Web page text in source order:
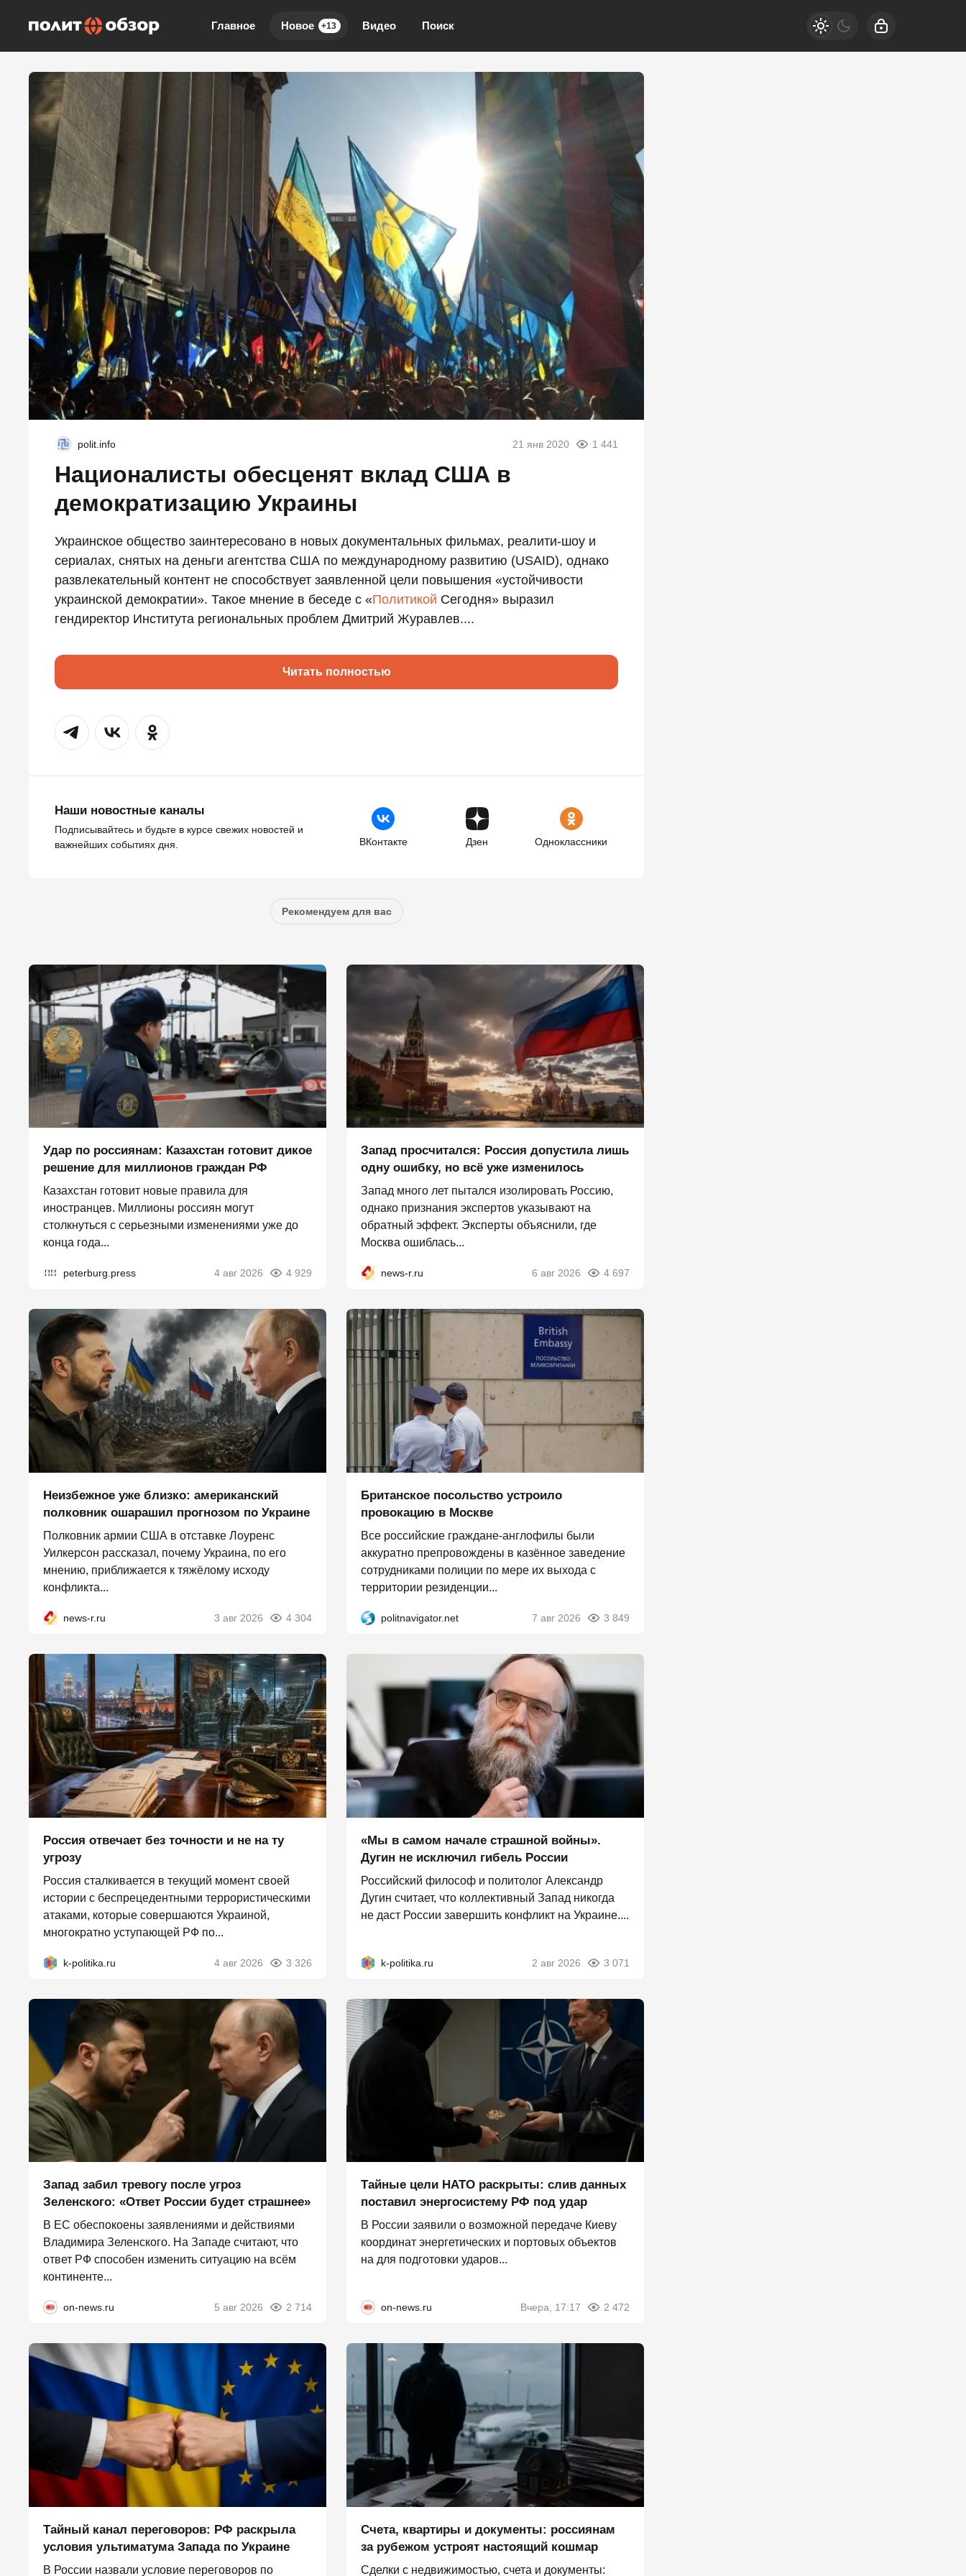
Главное Новое +13 Видео Поиск
polit.info 21 янв 2020 1 441
Националисты обесценят вклад США в
демократизацию Украины
Украинское общество заинтересовано в новых документальных фильмах, реалити-шоу и
сериалах, снятых на деньги агентства США по международному развитию (USAID), однако
развлекательный контент не способствует заявленной цели повышения «устойчивости
украинской демократии». Такое мнение в беседе с «Политикой Сегодня» выразил
гендиректор Института региональных проблем Дмитрий Журавлев....
Читать полностью
Наши новостные каналы
Подписывайтесь и будьте в курсе свежих новостей и
важнейших событиях дня.
ВКонтакте Дзен Одноклассники
Рекомендуем для вас
Удар по россиянам: Казахстан готовит дикое
решение для миллионов граждан РФ
Казахстан готовит новые правила для
иностранцев. Миллионы россиян могут
столкнуться с серьезными изменениями уже до
конца года...
peterburg.press 4 авг 2026 4 929
Запад просчитался: Россия допустила лишь
одну ошибку, но всё уже изменилось
Запад много лет пытался изолировать Россию,
однако признания экспертов указывают на
обратный эффект. Эксперты объяснили, где
Москва ошиблась...
news-r.ru 6 авг 2026 4 697
Неизбежное уже близко: американский
полковник ошарашил прогнозом по Украине
Полковник армии США в отставке Лоуренс
Уилкерсон рассказал, почему Украина, по его
мнению, приближается к тяжёлому исходу
конфликта...
news-r.ru 3 авг 2026 4 304
Британское посольство устроило
провокацию в Москве
Все российские граждане-англофилы были
аккуратно препровождены в казённое заведение
сотрудниками полиции по мере их выхода с
территории резиденции...
politnavigator.net 7 авг 2026 3 849
Россия отвечает без точности и не на ту
угрозу
Россия сталкивается в текущий момент своей
истории с беспрецедентными террористическими
атаками, которые совершаются Украиной,
многократно уступающей РФ по...
k-politika.ru 4 авг 2026 3 326
«Мы в самом начале страшной войны».
Дугин не исключил гибель России
Российский философ и политолог Александр
Дугин считает, что коллективный Запад никогда
не даст России завершить конфликт на Украине....
k-politika.ru 2 авг 2026 3 071
Запад забил тревогу после угроз
Зеленского: «Ответ России будет страшнее»
В ЕС обеспокоены заявлениями и действиями
Владимира Зеленского. На Западе считают, что
ответ РФ способен изменить ситуацию на всём
континенте...
on-news.ru 5 авг 2026 2 714
Тайные цели НАТО раскрыты: слив данных
поставил энергосистему РФ под удар
В России заявили о возможной передаче Киеву
координат энергетических и портовых объектов
на для подготовки ударов...
on-news.ru Вчера, 17:17 2 472
Тайный канал переговоров: РФ раскрыла
условия ультиматума Запада по Украине
В России назвали условие переговоров по
Счета, квартиры и документы: россиянам
за рубежом устроят настоящий кошмар
Сделки с недвижимостью, счета и документы: